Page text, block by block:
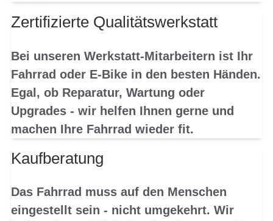
Zertifizierte Qualitätswerkstatt
Bei unseren Werkstatt-Mitarbeitern ist Ihr
Fahrrad oder E-Bike in den besten Händen.
Egal, ob Reparatur, Wartung oder
Upgrades - wir helfen Ihnen gerne und
machen Ihre Fahrrad wieder fit.
Kaufberatung
Das Fahrrad muss auf den Menschen
eingestellt sein - nicht umgekehrt. Wir